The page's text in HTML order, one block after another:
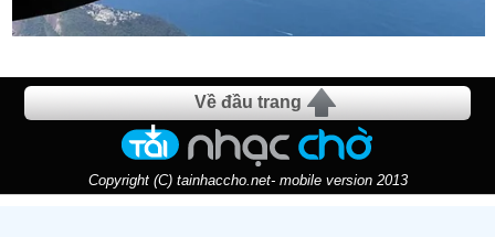
Về đầu trang
Copyright (C) tainhaccho.net- mobile version 2013